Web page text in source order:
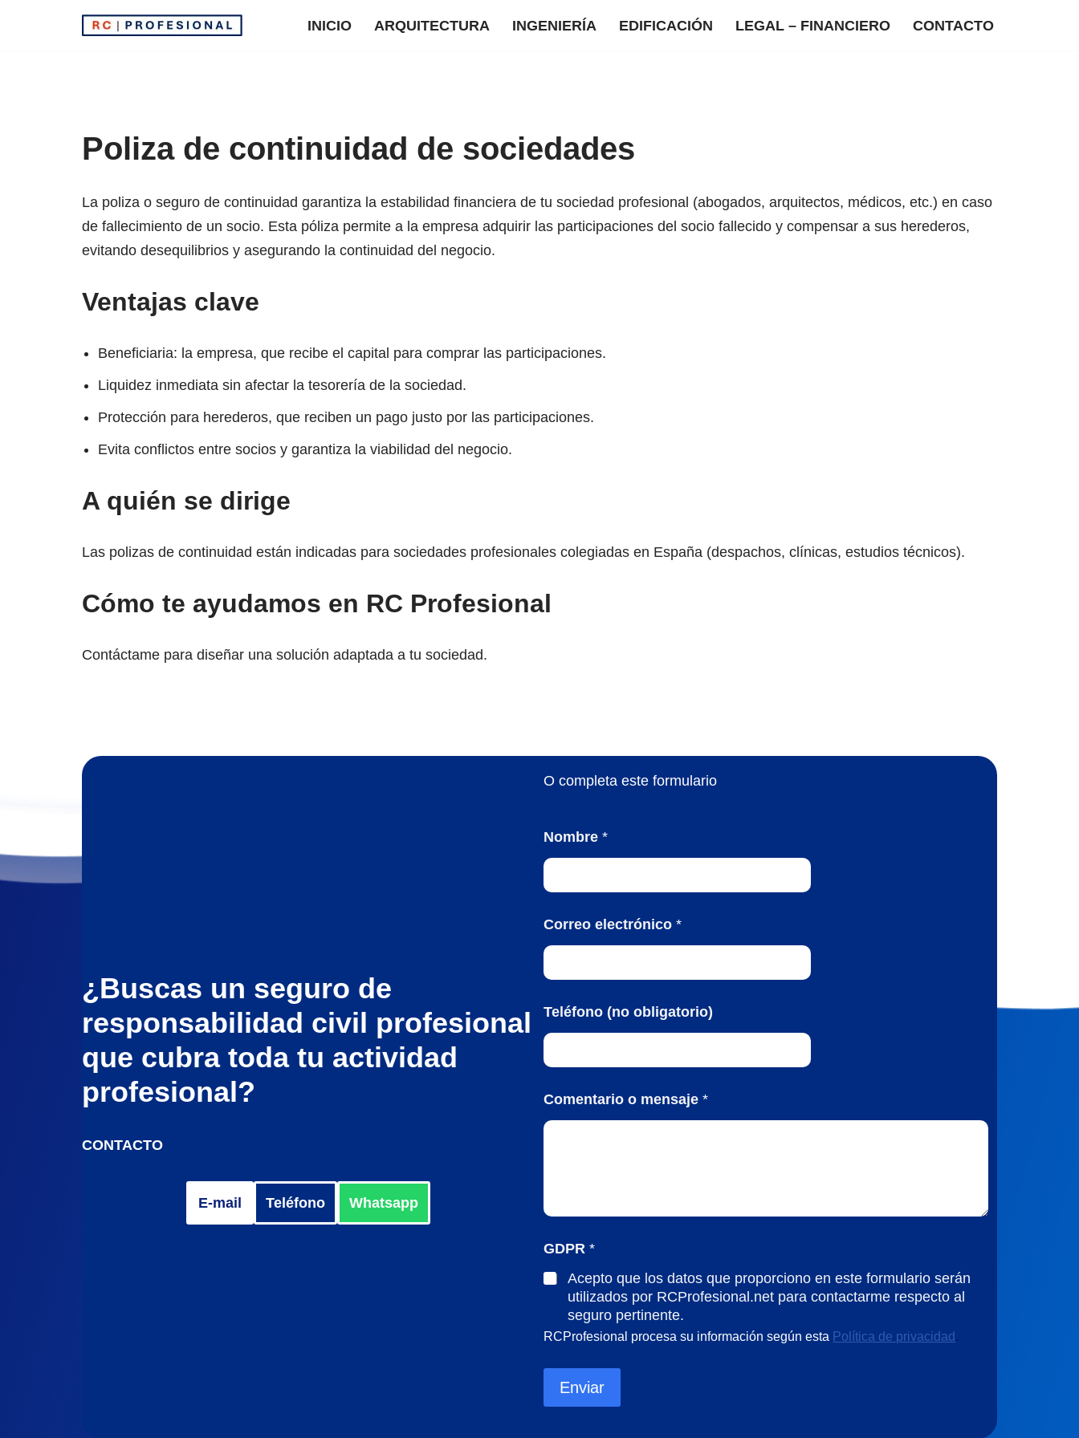
INICIO ARQUITECTURA INGENIERÍA EDIFICACIÓN LEGAL – FINANCIERO CONTACTO
Poliza de continuidad de sociedades
La poliza o seguro de continuidad garantiza la estabilidad financiera de tu sociedad profesional (abogados, arquitectos, médicos, etc.) en caso
de fallecimiento de un socio. Esta póliza permite a la empresa adquirir las participaciones del socio fallecido y compensar a sus herederos,
evitando desequilibrios y asegurando la continuidad del negocio.
Ventajas clave
Beneficiaria: la empresa, que recibe el capital para comprar las participaciones.
Liquidez inmediata sin afectar la tesorería de la sociedad.
Protección para herederos, que reciben un pago justo por las participaciones.
Evita conflictos entre socios y garantiza la viabilidad del negocio.
A quién se dirige
Las polizas de continuidad están indicadas para sociedades profesionales colegiadas en España (despachos, clínicas, estudios técnicos).
Cómo te ayudamos en RC Profesional
Contáctame para diseñar una solución adaptada a tu sociedad.
¿Buscas un seguro de
responsabilidad civil profesional
que cubra toda tu actividad
profesional?
CONTACTO
E-mail Teléfono Whatsapp
O completa este formulario
Nombre*
Correo electrónico*
Teléfono (no obligatorio)
o
b
o
i
o
)
Comentario o mensaje*
GDPR*
Acepto que los datos que proporciono en este formulario serán
utilizados por RCProfesional.net para contactarme respecto al
seguro pertinente.
RCProfesional procesa su información según esta Política de privacidad .
Enviar